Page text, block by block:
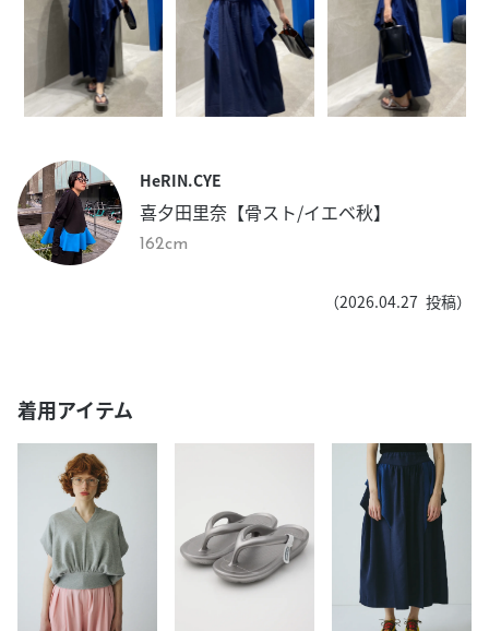
HeRIN.CYE
喜夕田里奈【骨スト/イエベ秋】
162cm
（2026.04.27 投稿）
着用アイテム